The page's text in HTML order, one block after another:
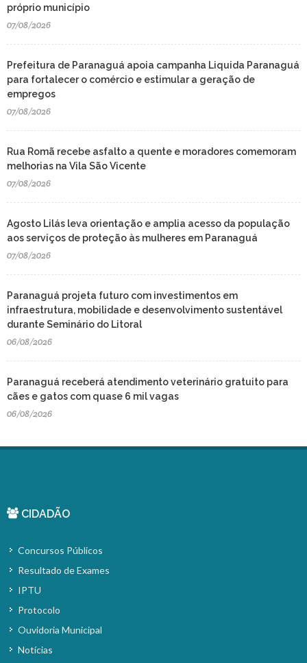
próprio município
07/08/2026
Prefeitura de Paranaguá apoia campanha Liquida Paranaguá
para fortalecer o comércio e estimular a geração de
empregos
07/08/2026
Rua Romã recebe asfalto a quente e moradores comemoram
melhorias na Vila São Vicente
07/08/2026
Agosto Lilás leva orientação e amplia acesso da população
aos serviços de proteção às mulheres em Paranaguá
07/08/2026
Paranaguá projeta futuro com investimentos em
infraestrutura, mobilidade e desenvolvimento sustentável
durante Seminário do Litoral
06/08/2026
Paranaguá receberá atendimento veterinário gratuito para
cães e gatos com quase 6 mil vagas
06/08/2026
CIDADÃO
Concursos Públicos
Resultado de Exames
IPTU
Protocolo
Ouvidoria Municipal
Notícias